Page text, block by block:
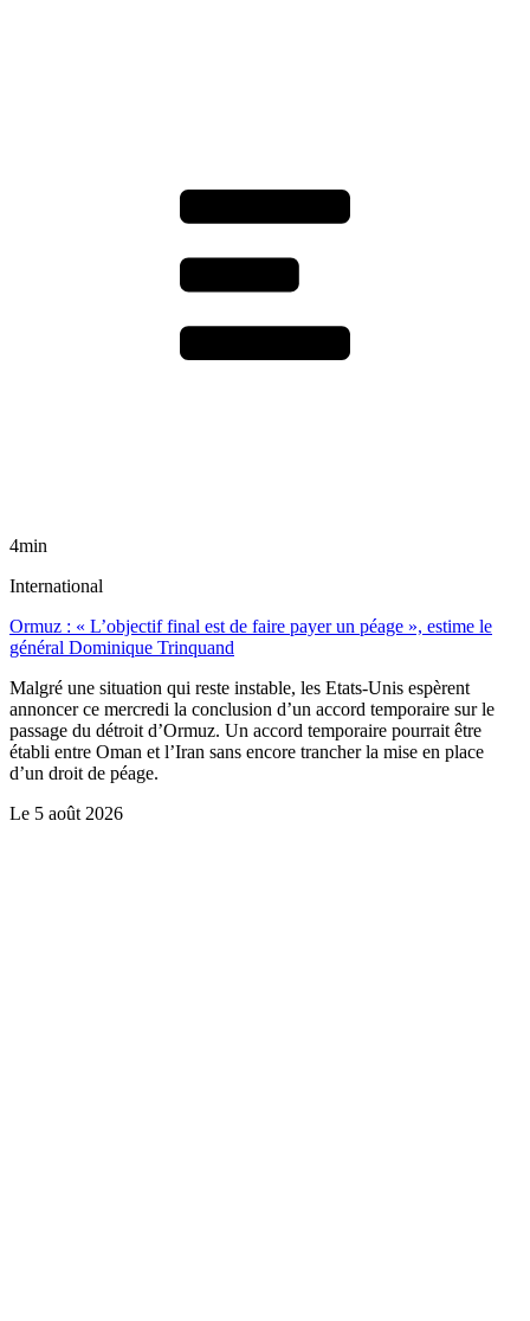
4min
International
Ormuz : « L’objectif final est de faire payer un péage », estime le
général Dominique Trinquand
Malgré une situation qui reste instable, les Etats-Unis espèrent
annoncer ce mercredi la conclusion d’un accord temporaire sur le
passage du détroit d’Ormuz. Un accord temporaire pourrait être
établi entre Oman et l’Iran sans encore trancher la mise en place
d’un droit de péage.
Le 5 août 2026